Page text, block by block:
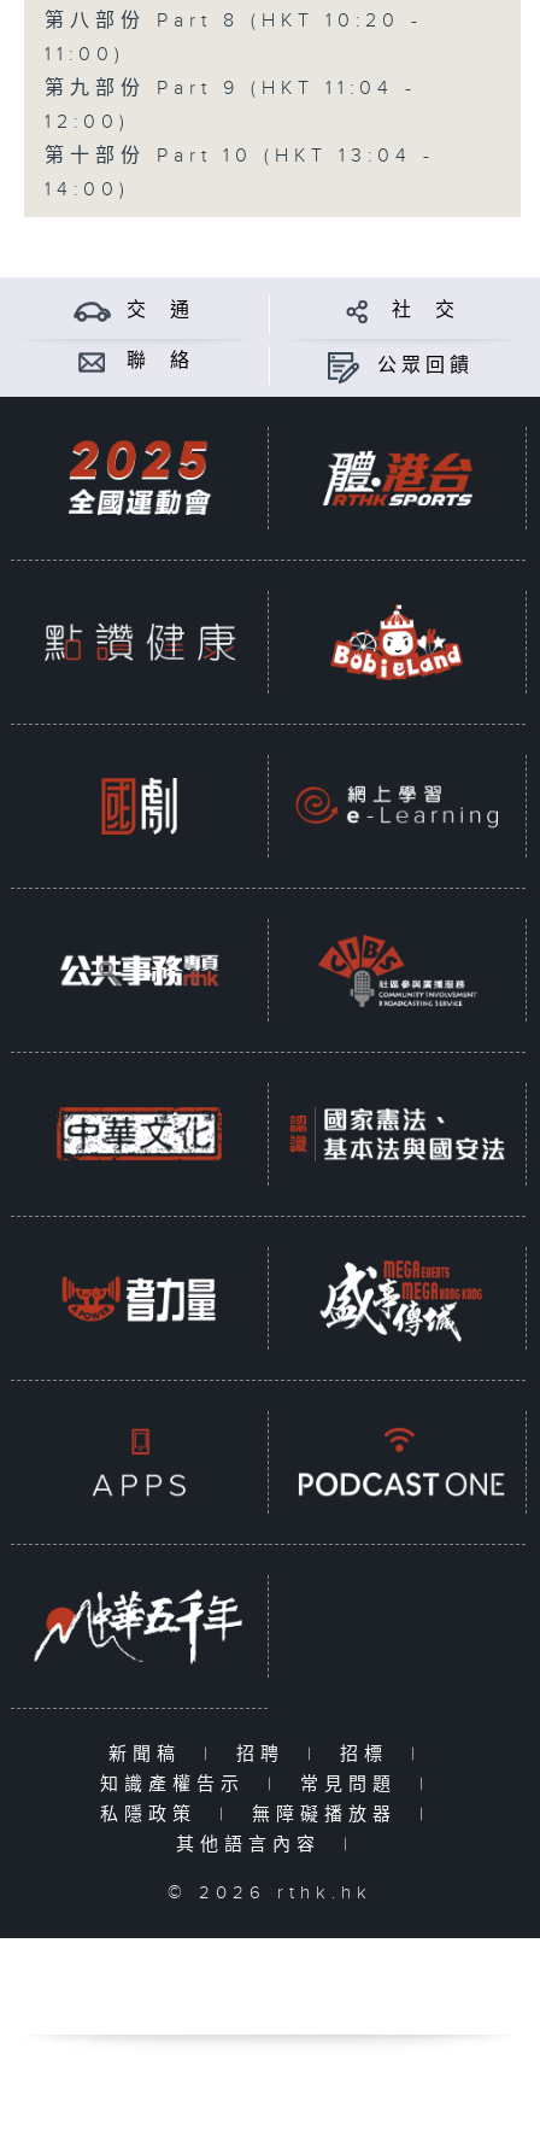
第八部份 Part 8 (HKT 10:20 -
11:00)
第九部份 Part 9 (HKT 11:04 -
12:00)
第十部份 Part 10 (HKT 13:04 -
14:00)
交 通 社 交
聯 絡 公眾回饋
新聞稿 | 招聘 | 招標
|
知識產權告示
| 常見問題
|
私隱政策
| 無障礙播放器
|
其他語言內容
|
© 2026 rthk.hk